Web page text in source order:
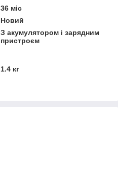
36 міс
Новий
З акумулятором і зарядним
пристроєм
1.4 кг